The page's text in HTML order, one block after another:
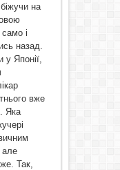
на
і
назад.
у Японії,
вже
Яка
але
Так,